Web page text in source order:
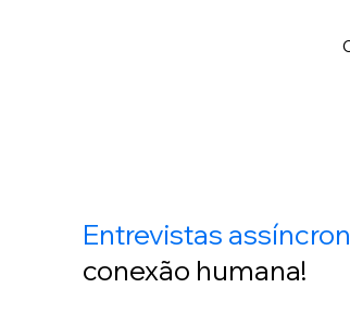
Entrevistas
conexão humana!